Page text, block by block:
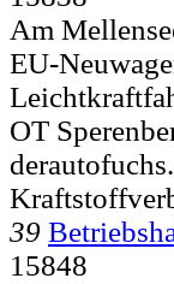
Am
EU-
OT
39
15848